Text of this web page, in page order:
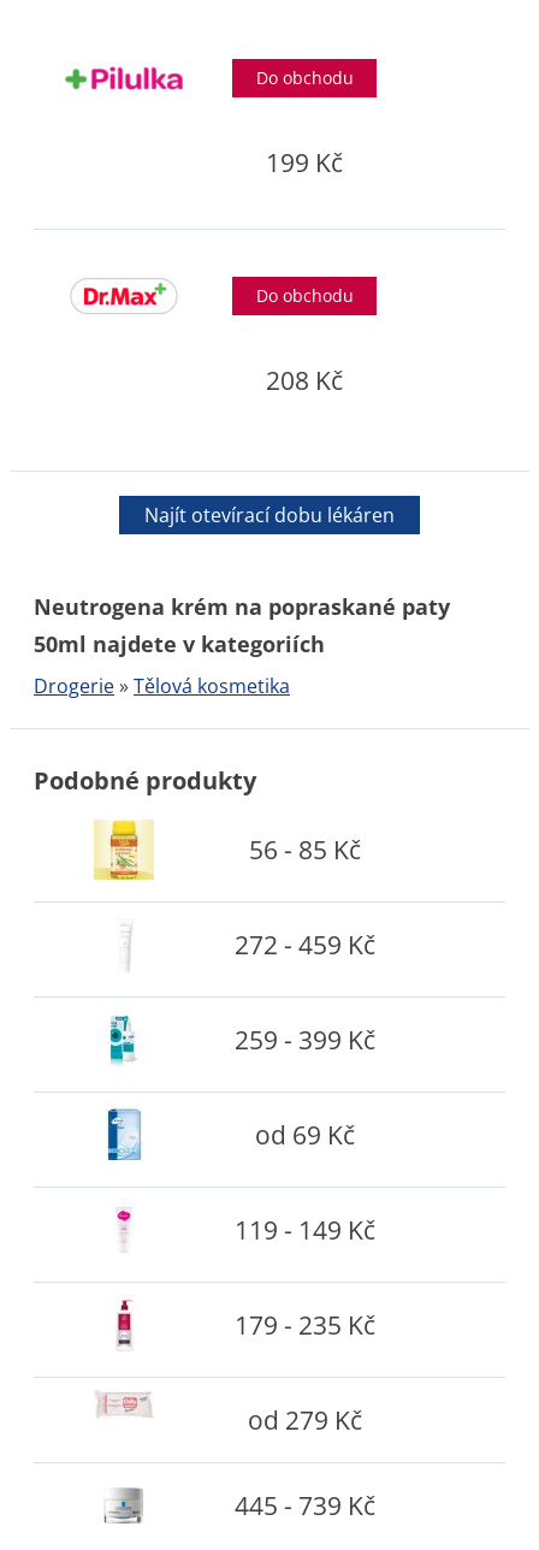
Do obchodu
199 Kč
Do obchodu
208 Kč
Najít otevírací dobu lékáren
Neutrogena krém na popraskané paty
50ml najdete v kategoriích
Drogerie»Tělová kosmetika
Podobné produkty
56 - 85 Kč
272 - 459 Kč
259 - 399 Kč
od 69 Kč
119 - 149 Kč
179 - 235 Kč
od 279 Kč
445 - 739 Kč